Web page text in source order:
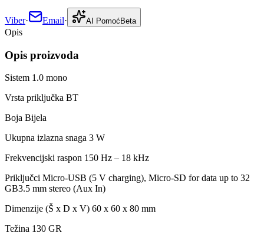
Viber· Email· AI Pomoć Beta
Opis
Opis proizvoda
Sistem 1.0 mono
Vrsta priključka BT
Boja Bijela
Ukupna izlazna snaga 3 W
Frekvencijski raspon 150 Hz – 18 kHz
Priključci Micro-USB (5 V charging), Micro-SD for data up to 32
GB3.5 mm stereo (Aux In)
Dimenzije (Š x D x V) 60 x 60 x 80 mm
Težina 130 GR